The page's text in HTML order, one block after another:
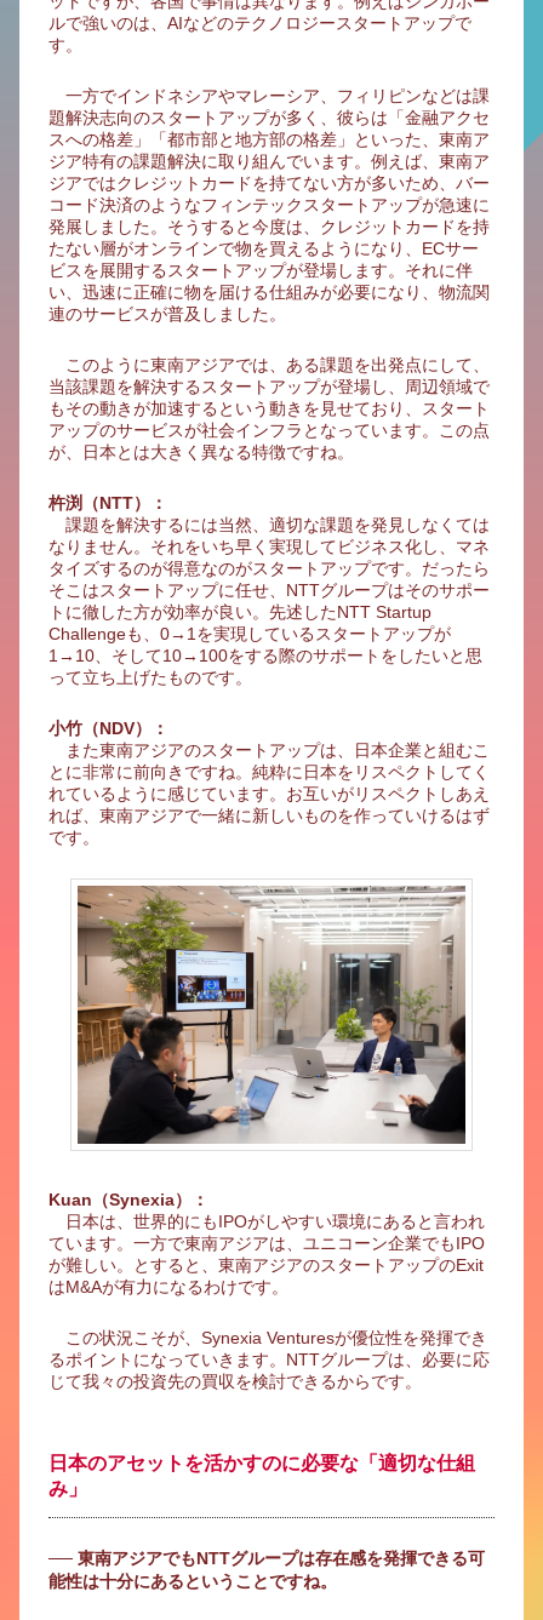
ルで強いのは、AIなどのテクノロジースタートアップで
す。
一方でインドネシアやマレーシア、フィリピンなどは課
題解決志向のスタートアップが多く、彼らは「金融アクセ
スへの格差」「都市部と地方部の格差」といった、東南ア
ジア特有の課題解決に取り組んでいます。例えば、東南ア
ジアではクレジットカードを持てない方が多いため、バー
コード決済のようなフィンテックスタートアップが急速に
発展しました。そうすると今度は、クレジットカードを持
たない層がオンラインで物を買えるようになり、ECサー
ビスを展開するスタートアップが登場します。それに伴
い、迅速に正確に物を届ける仕組みが必要になり、物流関
連のサービスが普及しました。
このように東南アジアでは、ある課題を出発点にして、
当該課題を解決するスタートアップが登場し、周辺領域で
もその動きが加速するという動きを見せており、スタート
アップのサービスが社会インフラとなっています。この点
が、日本とは大きく異なる特徴ですね。
杵渕（NTT）：
課題を解決するには当然、適切な課題を発見しなくては
なりません。それをいち早く実現してビジネス化し、マネ
タイズするのが得意なのがスタートアップです。だったら
そこはスタートアップに任せ、NTTグループはそのサポー
トに徹した方が効率が良い。先述したNTT Startup
Challengeも、0→1を実現しているスタートアップが
1→10、そして10→100をする際のサポートをしたいと思
って立ち上げたものです。
小竹（NDV）：
また東南アジアのスタートアップは、日本企業と組むこ
とに非常に前向きですね。純粋に日本をリスペクトしてく
れているように感じています。お互いがリスペクトしあえ
れば、東南アジアで一緒に新しいものを作っていけるはず
です。
Kuan（Synexia）：
日本は、世界的にもIPOがしやすい環境にあると言われ
ています。一方で東南アジアは、ユニコーン企業でもIPO
が難しい。とすると、東南アジアのスタートアップのExit
はM&Aが有力になるわけです。
この状況こそが、Synexia Venturesが優位性を発揮でき
るポイントになっていきます。NTTグループは、必要に応
じて我々の投資先の買収を検討できるからです。
日本のアセットを活かすのに必要な「適切な仕組
み」
── 東南アジアでもNTTグループは存在感を発揮できる可
能性は十分にあるということですね。